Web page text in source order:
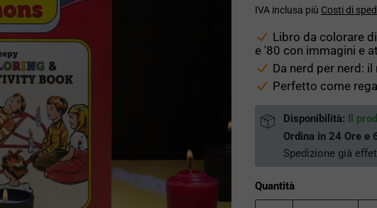
IVA inclusa più Costi di
Libro da colorare
e '80 con immagini e
Da nerd per nerd:
Perfetto come
Disponibilità:
Il
Ordina in 24 Ore e
Spedizione già
Quantità